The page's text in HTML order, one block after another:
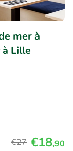
mer à
Lille
€27 €18,90